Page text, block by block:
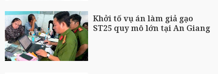
Khởi tố vụ án làm giả gạo
ST25 quy mô lớn tại An Giang